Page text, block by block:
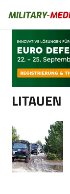
Anzeige
LITAUEN